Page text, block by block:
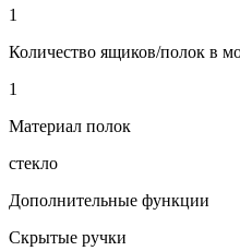
1
Количество ящиков/полок в
1
Материал полок
стекло
Дополнительные функции
Скрытые ручки